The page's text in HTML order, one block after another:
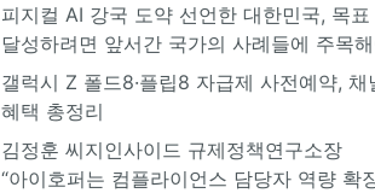
피지컬 AI 강국 도약 선언한 대한민국, 목표
달성하려면 앞서간 국가의 사례들에 주목
갤럭시 Z 폴드8·플립8 자급제 사전예약, 채
혜택 총정리
김정훈 씨지인사이드 규제정책연구소장
“아이호퍼는 컴플라이언스 담당자 역량 확